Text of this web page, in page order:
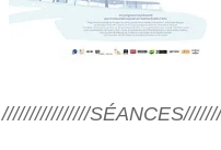
////////////////